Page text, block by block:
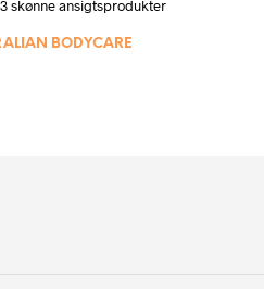
3 skønne ansigtsprodukter
BODYCARE